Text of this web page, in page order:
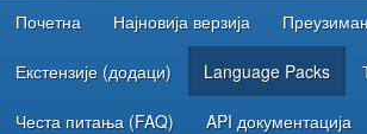
РЕСУРСИ ЗА РАЗВОЈ
Почетна Најновија верзија
Екстензије (додаци) Language Packs
Честа питања (FAQ) API документација